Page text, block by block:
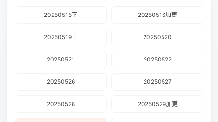
20250515下 20250516加更
20250519上 20250520
20250521 20250522
20250526 20250527
20250528 20250529加更